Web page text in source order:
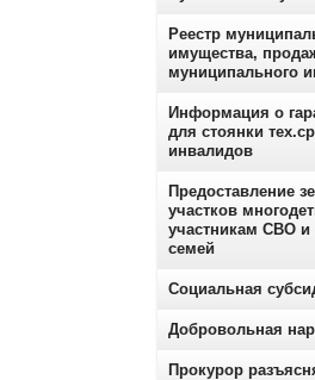
Реестр
имущества,
муниципального
Информация о
для стоянки
инвалидов
Предоставление
участков
участникам СВО и
семей
Социальная
Добровольная
Прокурор